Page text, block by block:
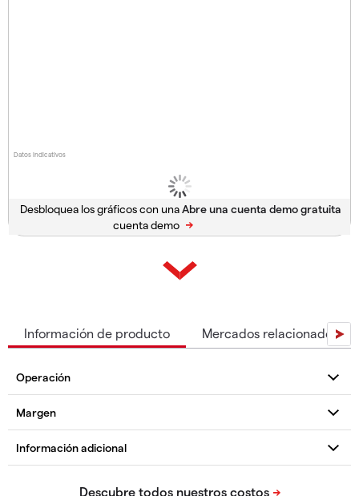
Datos indicativos
Desbloquea los gráficos con una
cuenta demo
Información de producto Mercados relacionados